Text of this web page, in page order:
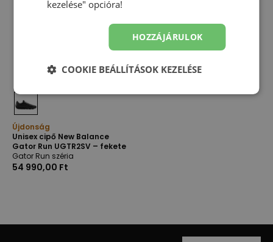
Újdonság
Unisex cipő New Balance
Gator Run UGTR2SV – fekete
Gator Run széria
54 990,00 Ft
kezelése" opcióra!
HOZZÁJÁRULOK
COOKIE BEÁLLÍTÁSOK KEZELÉSE